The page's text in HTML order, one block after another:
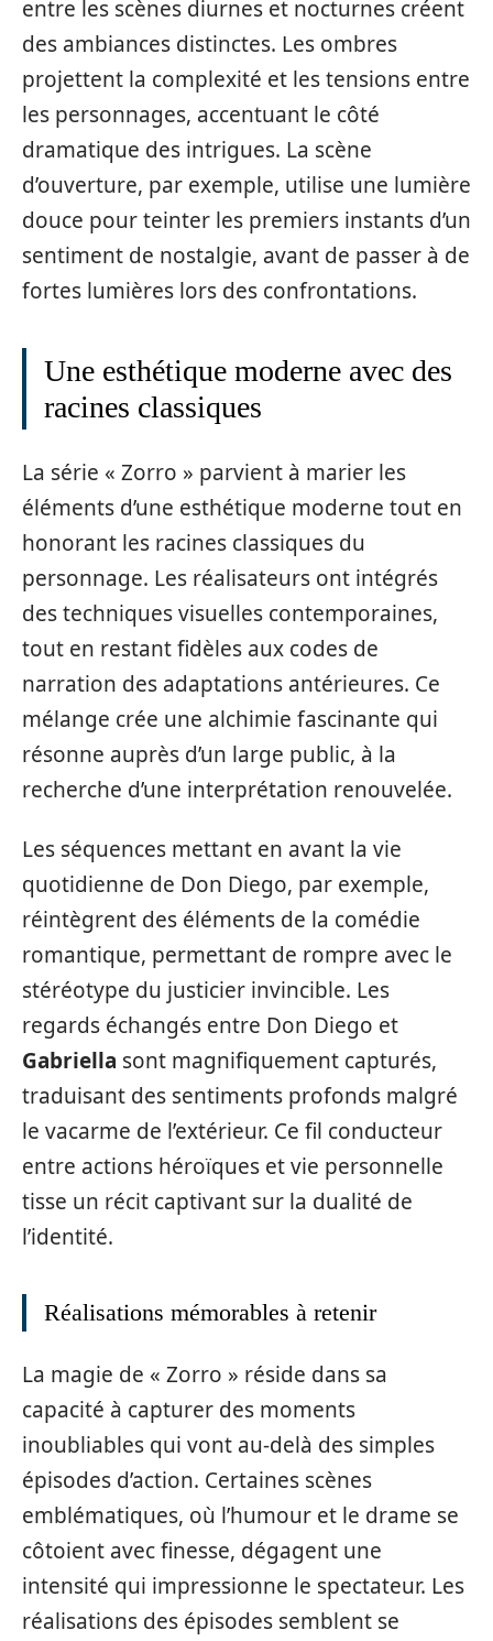
entre les scènes diurnes et nocturnes créent
des ambiances distinctes. Les ombres
projettent la complexité et les tensions entre
les personnages, accentuant le côté
dramatique des intrigues. La scène
d’ouverture, par exemple, utilise une lumière
douce pour teinter les premiers instants d’un
sentiment de nostalgie, avant de passer à de
fortes lumières lors des confrontations.
Une esthétique moderne avec des
racines classiques
La série « Zorro » parvient à marier les
éléments d’une esthétique moderne tout en
honorant les racines classiques du
personnage. Les réalisateurs ont intégrés
des techniques visuelles contemporaines,
tout en restant fidèles aux codes de
narration des adaptations antérieures. Ce
mélange crée une alchimie fascinante qui
résonne auprès d’un large public, à la
recherche d’une interprétation renouvelée.
Les séquences mettant en avant la vie
quotidienne de Don Diego, par exemple,
réintègrent des éléments de la comédie
romantique, permettant de rompre avec le
stéréotype du justicier invincible. Les
regards échangés entre Don Diego et
Gabriella sont magnifiquement capturés,
traduisant des sentiments profonds malgré
le vacarme de l’extérieur. Ce fil conducteur
entre actions héroïques et vie personnelle
tisse un récit captivant sur la dualité de
l’identité.
Réalisations mémorables à retenir
La magie de « Zorro » réside dans sa
capacité à capturer des moments
inoubliables qui vont au-delà des simples
épisodes d’action. Certaines scènes
emblématiques, où l’humour et le drame se
côtoient avec finesse, dégagent une
intensité qui impressionne le spectateur. Les
réalisations des épisodes semblent se